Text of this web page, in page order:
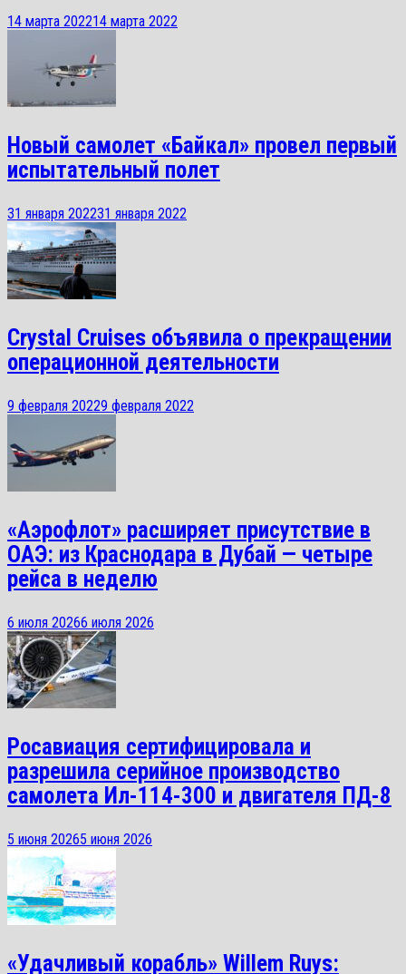
14 марта 202214 марта 2022
Новый самолет «Байкал» провел первый
испытательный полет
31 января 202231 января 2022
Crystal Cruises объявила о прекращении
операционной деятельности
9 февраля 20229 февраля 2022
«Аэрофлот» расширяет присутствие в
ОАЭ: из Краснодара в Дубай — четыре
рейса в неделю
6 июля 20266 июля 2026
Росавиация сертифицировала и
разрешила серийное производство
самолета Ил-114-300 и двигателя ПД-8
5 июня 20265 июня 2026
«Удачливый корабль» Willem Ruys: